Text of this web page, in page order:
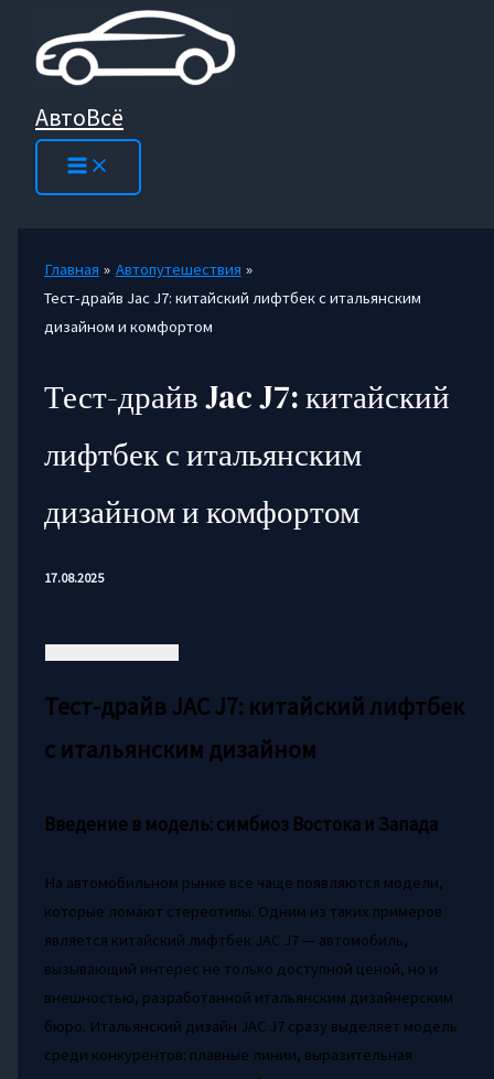
содержимому
АвтоВсё
Главная
Автопутешествия
Тест-драйв Jac J7: китайский лифтбек с итальянским
дизайном и комфортом
Тест-драйв Jac J7: китайский
лифтбек с итальянским
дизайном и комфортом
17.08.2025
Тест-драйв JAC J7: китайский лифтбек
с итальянским дизайном
Введение в модель: симбиоз Востока и Запада
На автомобильном рынке все чаще появляются модели,
которые ломают стереотипы. Одним из таких примеров
является китайский лифтбек JAC J7 — автомобиль,
вызывающий интерес не только доступной ценой, но и
внешностью, разработанной итальянским дизайнерским
бюро. Итальянский дизайн JAC J7 сразу выделяет модель
среди конкурентов: плавные линии, выразительная